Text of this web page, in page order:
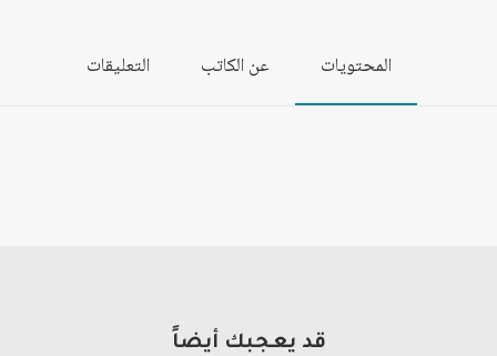
المحتويات عن الكاتب التعليقات
قد يعجبك أيضاً